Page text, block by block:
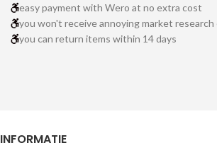
easy payment with Wero at no extra cost
you won't receive annoying market
you can return items within 14 days
INFORMATIE